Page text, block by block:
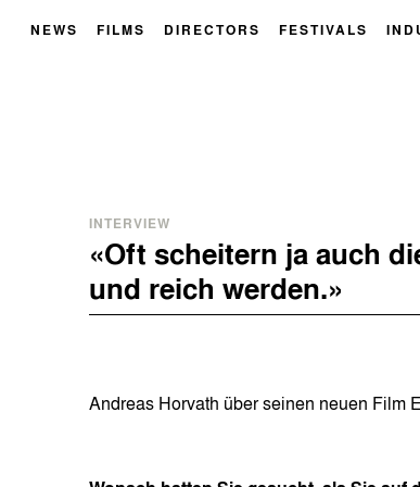
NEWS FILMS DIRECTORS FESTIVALS
INTERVIEW
«Oft scheitern ja auch
und reich werden.»
Andreas Horvath über seinen neuen Film